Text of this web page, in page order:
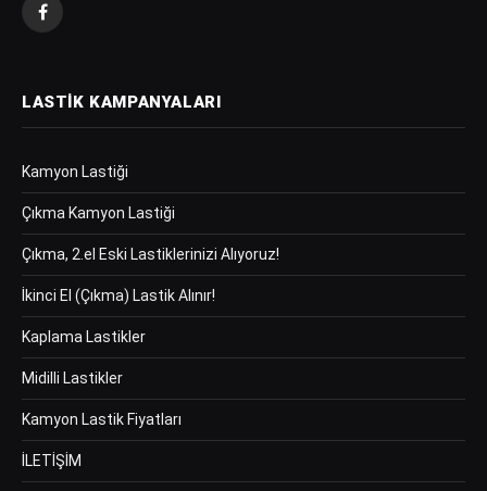
Facebook
LASTIK KAMPANYALARI
Kamyon Lastiği
Çıkma Kamyon Lastiği
Çıkma, 2.el Eski Lastiklerinizi Alıyoruz!
İkinci El (Çıkma) Lastik Alınır!
Kaplama Lastikler
Midilli Lastikler
Kamyon Lastik Fiyatları
İLETİŞİM